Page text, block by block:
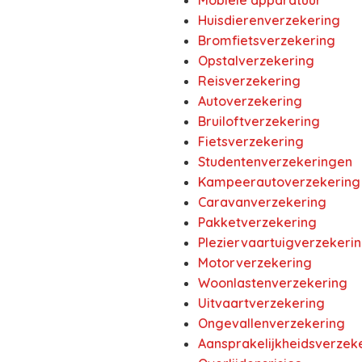
Huisdierenverzekering
Bromfietsverzekering
Opstalverzekering
Reisverzekering
Autoverzekering
Bruiloftverzekering
Fietsverzekering
Studentenverzekeringen
Kampeerautoverzekering
Caravanverzekering
Pakketverzekering
Motorverzekering
Woonlastenverzekering
Uitvaartverzekering
Ongevallenverzekering